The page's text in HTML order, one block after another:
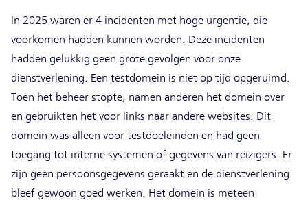
In 2025 waren er 4 incidenten met hoge urgentie, die
voorkomen hadden kunnen worden. Deze incidenten
hadden gelukkig geen grote gevolgen voor onze
dienstverlening. Een testdomein is niet op tijd opgeruimd.
Toen het beheer stopte, namen anderen het domein over
en gebruikten het voor links naar andere websites. Dit
domein was alleen voor testdoeleinden en had geen
toegang tot interne systemen of gegevens van reizigers. Er
zijn geen persoonsgegevens geraakt en de dienstverlening
bleef gewoon goed werken. Het domein is meteen